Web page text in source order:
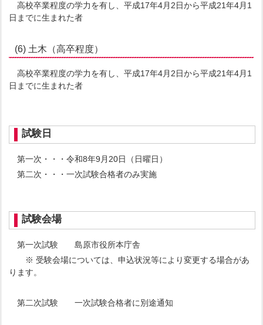
高校卒業程度の学力を有し、平成17年4月2日から平成21年4月1
日までに生まれた者
(6) 土木（高卒程度）
高校卒業程度の学力を有し、平成17年4月2日から平成21年4月1
日までに生まれた者
試験日
第一次・・・令和8年9月20日（日曜日）
第二次・・・一次試験合格者のみ実施
試験会場
第一次試験 島原市役所本庁舎
※ 受験会場については、申込状況等により変更する場合があ
ります。
第二次試験 一次試験合格者に別途通知